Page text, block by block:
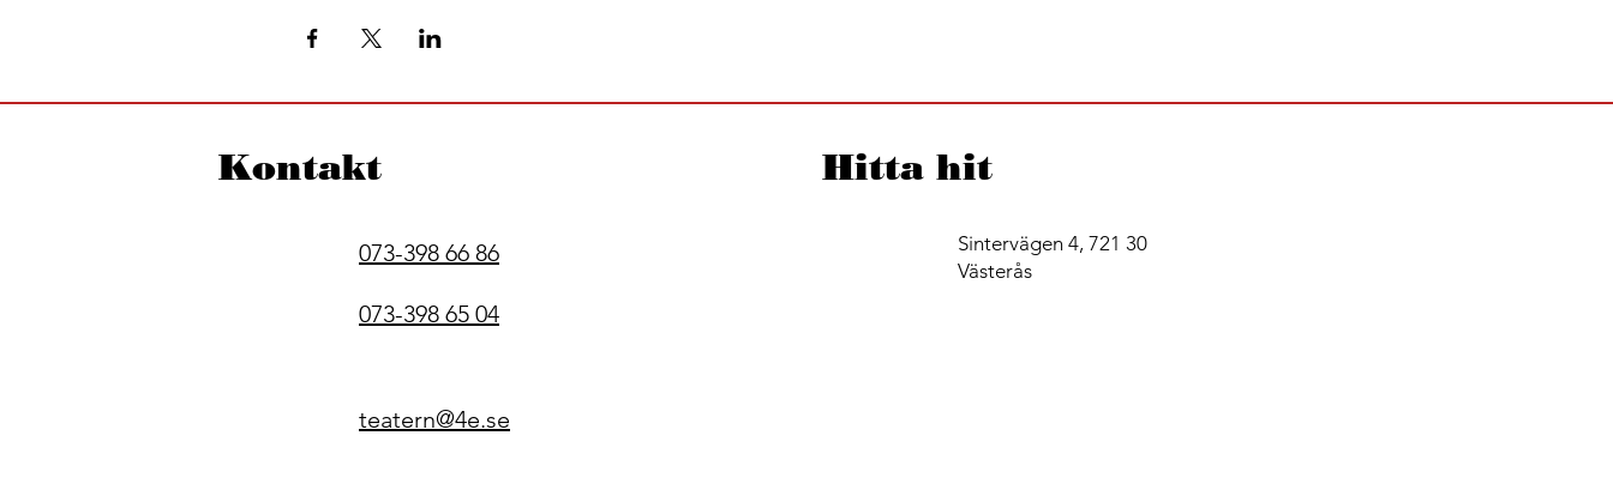
Kontakt
073-398 66 86
073-398 65 04
teatern@4e.se
Hitta hit
Sintervägen 4, 721 30
Västerås